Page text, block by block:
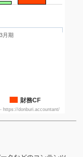
財務CF
月期
https://donburi.accountant/